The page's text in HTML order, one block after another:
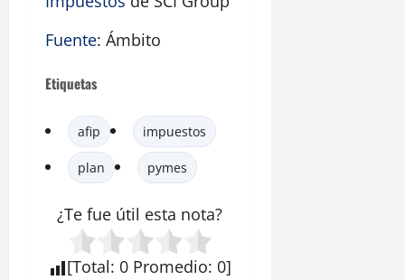
Fuente: Ámbito
Etiquetas
afip impuestos
plan pymes
¿Te fue útil esta nota?
[Total: 0 Promedio: 0]